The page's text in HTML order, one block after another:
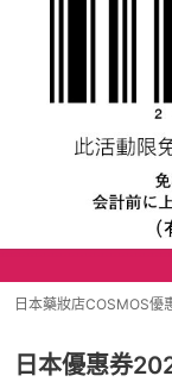
日本藥妝店COSMOS優
日本優惠券